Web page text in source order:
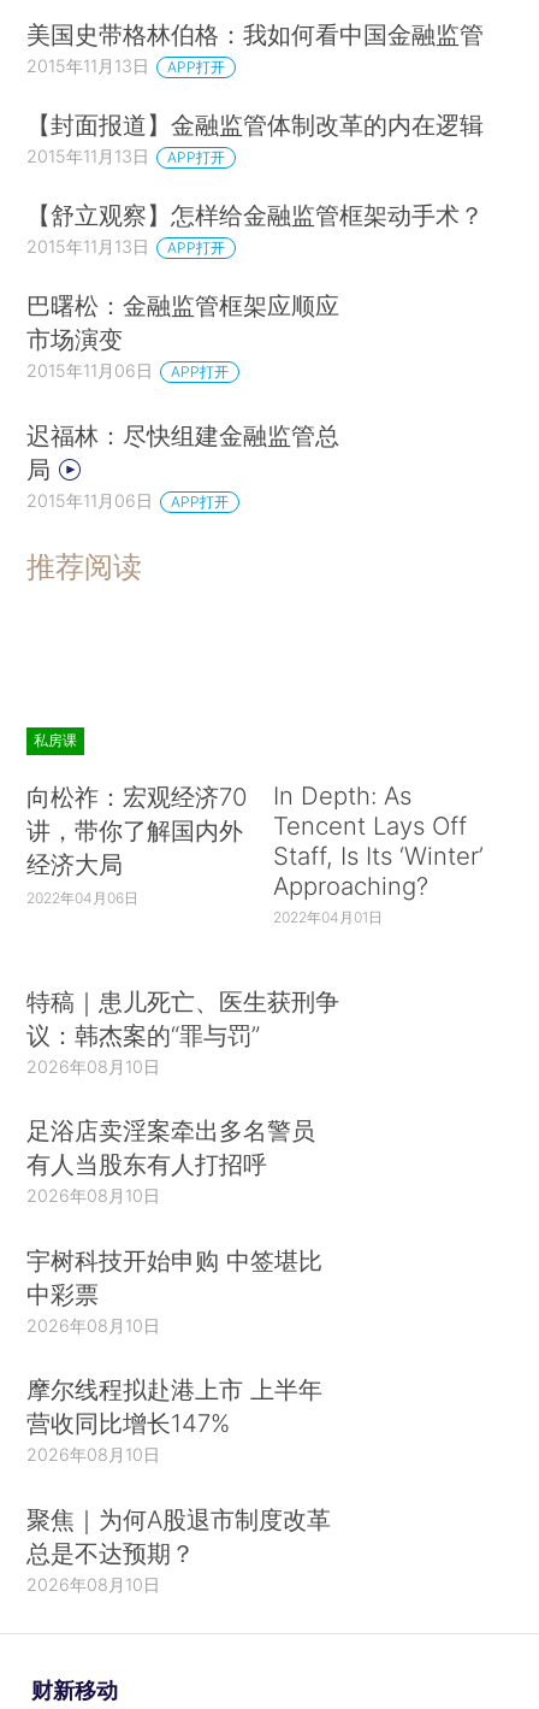
美国史带格林伯格：我如何看中国金融监管
2015年11月13日 APP打开
【封面报道】金融监管体制改革的内在逻辑
2015年11月13日 APP打开
【舒立观察】怎样给金融监管框架动手术？
2015年11月13日 APP打开
巴曙松：金融监管框架应顺应
市场演变
2015年11月06日 APP打开
迟福林：尽快组建金融监管总
局
2015年11月06日 APP打开
推荐阅读
私房课
向松祚：宏观经济70
讲，带你了解国内外
经济大局
2022年04月06日
In Depth: As
Tencent Lays Off
Staff, Is Its ‘Winter’
Approaching?
2022年04月01日
特稿｜患儿死亡、医生获刑争
议：韩杰案的“罪与罚”
2026年08月10日
足浴店卖淫案牵出多名警员
有人当股东有人打招呼
2026年08月10日
宇树科技开始申购 中签堪比
中彩票
2026年08月10日
摩尔线程拟赴港上市 上半年
营收同比增长147%
2026年08月10日
聚焦｜为何A股退市制度改革
总是不达预期？
2026年08月10日
财新移动